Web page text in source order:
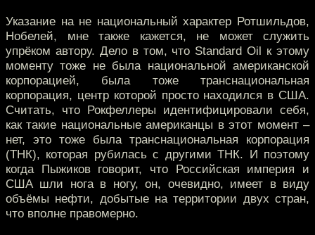
Указание на не национальный характер Ротшильдов,
Нобелей, мне также кажется, не может служить
упрёком автору. Дело в том, что Standard Oil к этому
моменту тоже не была национальной американской
корпорацией, была тоже транснациональная
корпорация, центр которой просто находился в США.
Считать, что Рокфеллеры идентифицировали себя,
как такие национальные американцы в этот момент –
нет, это тоже была транснациональная корпорация
(ТНК), которая рубилась с другими ТНК. И поэтому
когда Пыжиков говорит, что Российская империя и
США шли нога в ногу, он, очевидно, имеет в виду
объёмы нефти, добытые на территории двух стран,
что вполне правомерно.